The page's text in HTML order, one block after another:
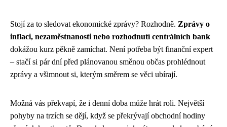
Stojí za to sledovat ekonomické zprávy? Rozhodně. Zprávy o
inflaci, nezaměstnanosti nebo rozhodnutí centrálních bank
dokážou kurz pěkně zamíchat. Není potřeba být finanční expert
– stačí si pár dní před plánovanou směnou občas prohlédnout
zprávy a všimnout si, kterým směrem se věci ubírají.
Možná vás překvapí, že i denní doba může hrát roli. Největší
pohyby na trzích se dějí, když se překrývají obchodní hodiny